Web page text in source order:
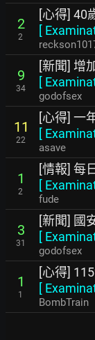
2
2
[心得] 40
[
9
34
[新聞] 增
[
godofsex
11
22
[心得] 一
[
asave
1
2
[情報] 每
[
fude
3
31
[新聞] 國
[
godofsex
1
1
[心得]
[
BombTrain